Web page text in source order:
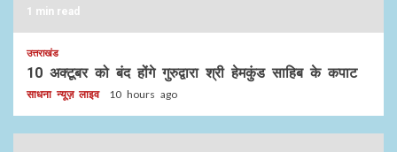
1 min read
उत्तराखंड
10 अक्टूबर को बंद होंगे गुरुद्वारा श्री हेमकुंड साहिब के कपाट
साधना न्यूज़ लाइव 10 hours ago